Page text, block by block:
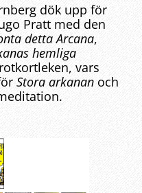
dök upp för
Pratt med den
detta Arcana,
hemliga
vars
Stora arkanan och